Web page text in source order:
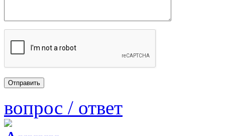
вопрос / ответ